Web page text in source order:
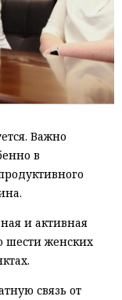
Важно
в
и активная
шести женских
связь от